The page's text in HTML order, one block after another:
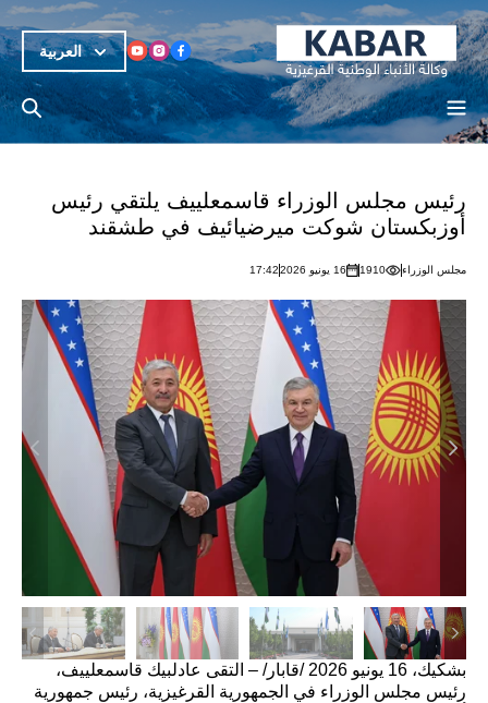
العربية
رئيس مجلس الوزراء قاسمعلييف يلتقي رئيس
أوزبكستان شوكت ميرضيائيف في طشقند
مجلس الوزراء 1910 16 يونيو 2026 17:42
بشكيك، 16 يونيو 2026 /قابار/ – التقى عادلبيك قاسمعلييف،
رئيس مجلس الوزراء في الجمهورية القرغيزية، رئيس جمهورية